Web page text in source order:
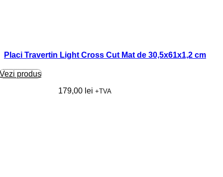
Placi Travertin Light Cross Cut Mat de 30,5x61x1,2 cm
Vezi produs
179,00 lei +TVA